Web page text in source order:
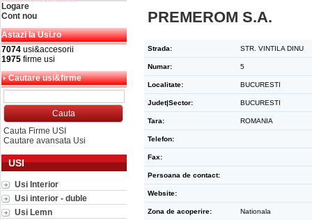
Logare
Cont nou
Astazi la Usi.ro
7074 usi&accesorii
1975 firme usi
Cautare usi&firme
Cauta Firme USI
Cautare avansata Usi
USI
Usi Interior
Usi interior - duble
Usi Lemn
PREMEROM S.A.
Strada: STR. VINTILA DINU
Numar: 5
Localitate: BUCURESTI
Judet|Sector: BUCURESTI
Tara: ROMANIA
Telefon:
Fax:
Persoana de contact:
Website:
Zona de acoperire: Nationala